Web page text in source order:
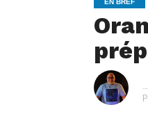
EN BREF